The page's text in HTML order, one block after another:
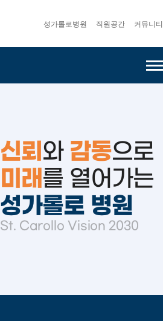
성가롤로병원 직원공간 커뮤니티
신뢰 와 감동으로
미래 를 열어가는
성가롤로 병원
St. Carollo Vision 2030